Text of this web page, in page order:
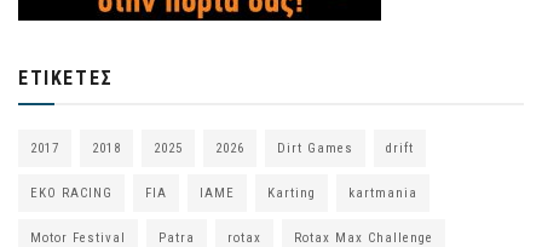
ΕΤΙΚΈΤΕΣ
2017 2018 2025 2026 Dirt Games drift
EKO RACING FIA IAME Karting kartmania
Motor Festival Patra rotax Rotax Max Challenge